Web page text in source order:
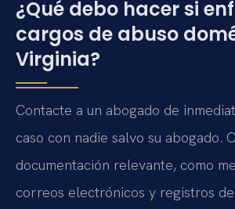
¿Qué debo hacer si
cargos de abuso
Virginia?
Contacte a un abogado de
caso con nadie salvo su abogado.
documentación relevante, como
correos electrónicos y registros de